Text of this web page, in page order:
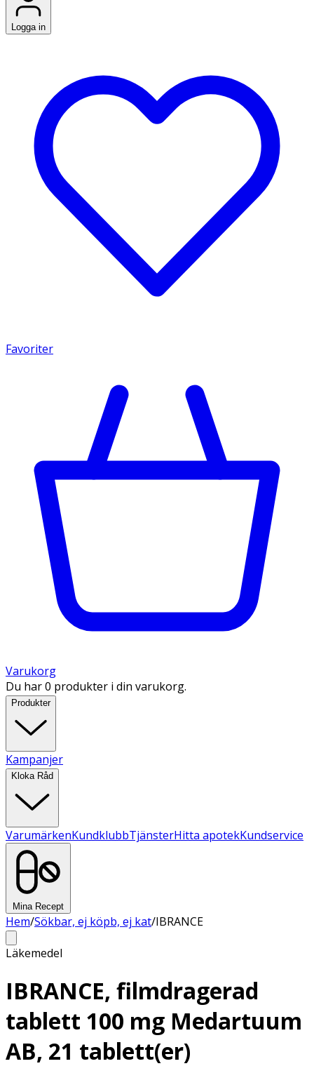
Logga in
Favoriter
Varukorg
Du har 0 produkter i din varukorg.
Produkter
Kampanjer
Kloka Råd
VarumärkenKundklubbTjänsterHitta apotekKundservice
Mina Recept
Hem/Sökbar, ej köpb, ej kat/IBRANCE
Läkemedel
IBRANCE, filmdragerad
tablett 100 mg Medartuum
AB, 21 tablett(er)